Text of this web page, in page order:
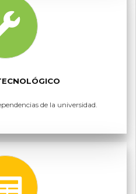
de la universidad.